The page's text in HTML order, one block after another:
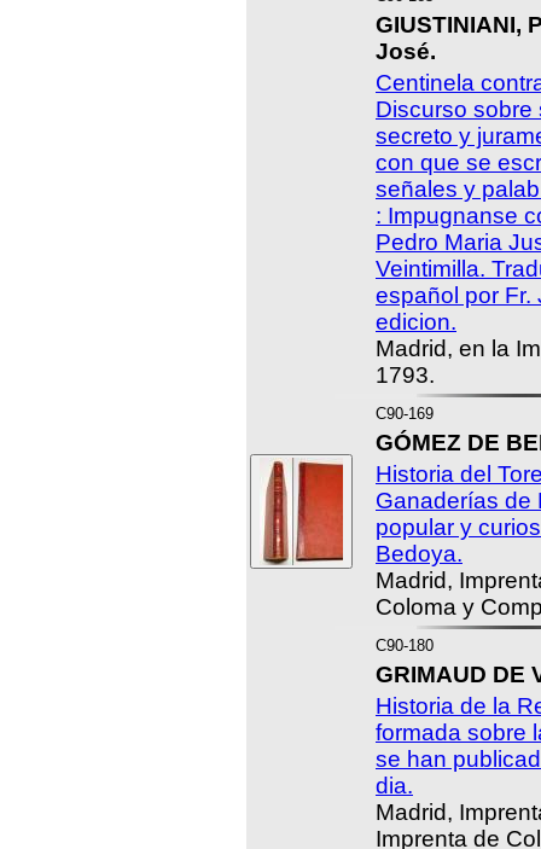
GIUSTINIANI,
José.
Centinela
Discurso sobre
secreto y
con que se
señales y
: Impugnanse
Pedro Maria
Veintimilla.
español por Fr.
edicion.
Madrid, en la
1793.
C90-169
GÓMEZ DE
Historia del
Ganaderías de
popular y
Bedoya.
Madrid,
Coloma y
C90-180
GRIMAUD DE
Historia de la
formada sobre
se han
dia.
Madrid,
Imprenta de